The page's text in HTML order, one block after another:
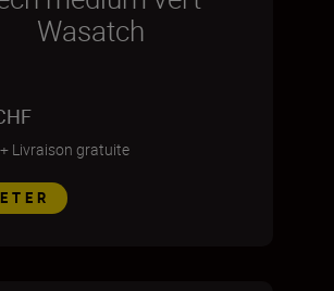
Wasatch
+ Livraison gratuite